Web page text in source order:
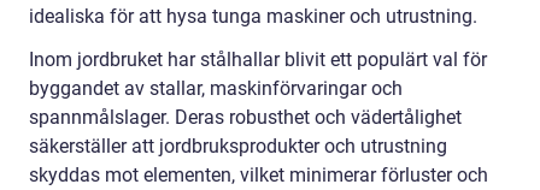
idealiska för att hysa tunga maskiner och utrustning.
Inom jordbruket har stålhallar blivit ett populärt val för
byggandet av stallar, maskinförvaringar och
spannmålslager. Deras robusthet och vädertålighet
säkerställer att jordbruksprodukter och utrustning
skyddas mot elementen, vilket minimerar förluster och